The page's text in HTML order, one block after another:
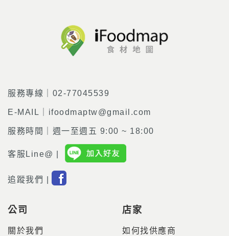
服務專線｜02-77045539
E-MAIL｜ifoodmaptw@gmail.com
服務時間｜週一至週五 9:00 ~ 18:00
客服Line@ |
追蹤我們 |
公司
關於我們
店家
如何找供應商